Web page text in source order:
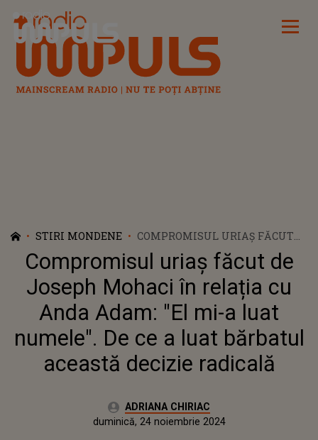
Radio Impuls
STIRI MONDENE
COMPROMISUL URIAȘ FĂCUT
DE JOSEPH MOHACI ÎN
RELAȚIA CU ANDA ADAM: "EL
MI-A LUAT NUMELE". DE CE A
LUAT BĂRBATUL ACEASTĂ
DECIZIE RADICALĂ
Compromisul uriaș făcut de
Joseph Mohaci în relația cu
Anda Adam: "El mi-a luat
numele". De ce a luat bărbatul
această decizie radicală
Autor:ADRIANA CHIRIAC
duminică, 31 decembrie 2023
Actualizat:
duminică, 24 noiembrie 2024